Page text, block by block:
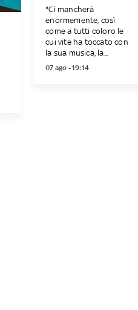
"Ci mancherà
enormemente, così
come a tutti coloro le
cui vite ha toccato con
la sua musica, la...
07 ago - 19:14